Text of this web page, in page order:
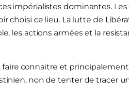
impérialistes dominantes.
choisi ce lieu. La lutte de
les actions armées et la
faire connaitre et
non de tenter de tracer